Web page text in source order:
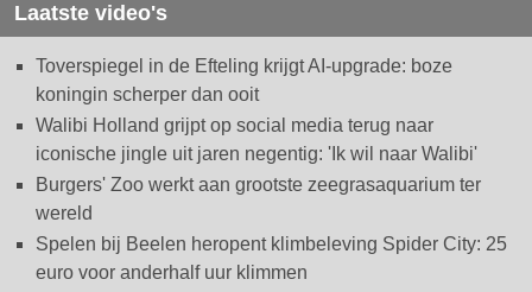
Laatste video's
Toverspiegel in de Efteling krijgt AI-upgrade: boze
koningin scherper dan ooit
Walibi Holland grijpt op social media terug naar
iconische jingle uit jaren negentig: 'Ik wil naar Walibi'
Burgers' Zoo werkt aan grootste zeegrasaquarium ter
wereld
Spelen bij Beelen heropent klimbeleving Spider City: 25
euro voor anderhalf uur klimmen